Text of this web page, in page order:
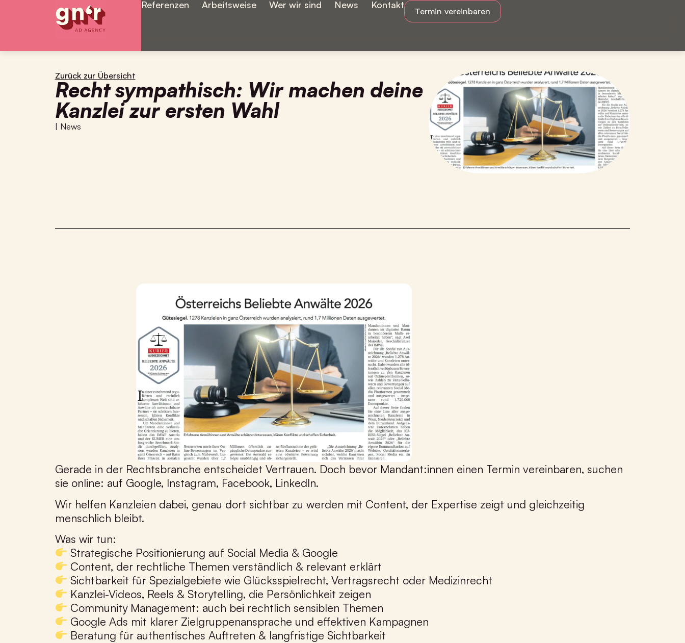
Referenzen Arbeitsweise Wer wir sind News Kontakt
Termin vereinbaren
Zurück zur Übersicht
Recht sympathisch: Wir machen deine
Kanzlei zur ersten Wahl
| News
Gerade in der Rechtsbranche entscheidet Vertrauen. Doch bevor Mandant:innen einen Termin vereinbaren, suchen
sie online: auf Google, Instagram, Facebook, LinkedIn.
Wir helfen Kanzleien dabei, genau dort sichtbar zu werden mit Content, der Expertise zeigt und gleichzeitig
menschlich bleibt.
Was wir tun:
Strategische Positionierung auf Social Media & Google
Content, der rechtliche Themen verständlich & relevant erklärt
Sichtbarkeit für Spezialgebiete wie Glücksspielrecht, Vertragsrecht oder Medizinrecht
Kanzlei-Videos, Reels & Storytelling, die Persönlichkeit zeigen
Community Management: auch bei rechtlich sensiblen Themen
Google Ads mit klarer Zielgruppenansprache und effektiven Kampagnen
Beratung für authentisches Auftreten & langfristige Sichtbarkeit